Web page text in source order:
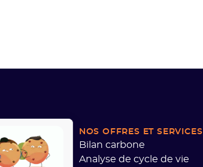
NOS OFFRES ET SERVICES
Bilan carbone
Analyse de cycle de vie